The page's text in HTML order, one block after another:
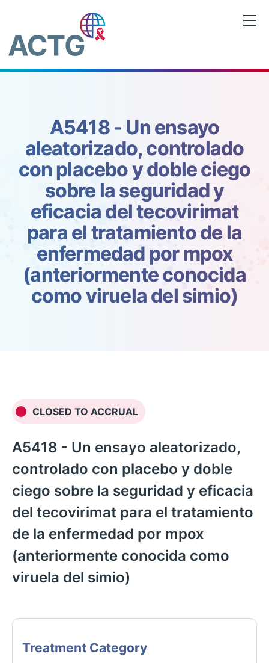
contenido
English
A5418 - Un ensayo
aleatorizado, controlado
con placebo y doble ciego
sobre la seguridad y
eficacia del tecovirimat
para el tratamiento de la
enfermedad por mpox
(anteriormente conocida
como viruela del simio)
CLOSED TO ACCRUAL
A5418 - Un ensayo aleatorizado,
controlado con placebo y doble
ciego sobre la seguridad y eficacia
del tecovirimat para el tratamiento
de la enfermedad por mpox
(anteriormente conocida como
viruela del simio)
Treatment Category